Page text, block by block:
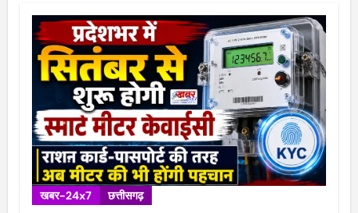
खबर-24x7 छत्तीसगढ़